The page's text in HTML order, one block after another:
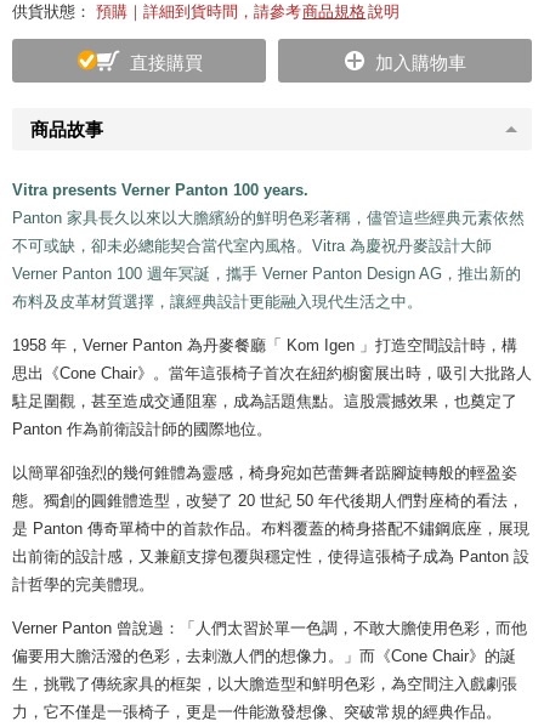
商品故事
Vitra presents Verner Panton 100 years.
Panton 家具長久以來以大膽繽紛的鮮明色彩著稱，儘管這些經典元素依然
不可或缺，卻未必總能契合當代室內風格。Vitra 為慶祝丹麥設計大師
Verner Panton 100 週年冥誕，攜手 Verner Panton Design AG，推出新的
布料及皮革材質選擇，讓經典設計更能融入現代生活之中。
1958 年，Verner Panton 為丹麥餐廳「 Kom Igen 」打造空間設計時，構
思出《Cone Chair》。當年這張椅子首次在紐約櫥窗展出時，吸引大批路人
駐足圍觀，甚至造成交通阻塞，成為話題焦點。這股震撼效果，也奠定了
Panton 作為前衛設計師的國際地位。
以簡單卻強烈的幾何錐體為靈感，椅身宛如芭蕾舞者踮腳旋轉般的輕盈姿
態。獨創的圓錐體造型，改變了 20 世紀 50 年代後期人們對座椅的看法，
是 Panton 傳奇單椅中的首款作品。布料覆蓋的椅身搭配不鏽鋼底座，展現
出前衛的設計感，又兼顧支撐包覆與穩定性，使得這張椅子成為 Panton 設
計哲學的完美體現。
Verner Panton 曾說過：「人們太習於單一色調，不敢大膽使用色彩，而他
偏要用大膽活潑的色彩，去刺激人們的想像力。」而《Cone Chair》的誕
生，挑戰了傳統家具的框架，以大膽造型和鮮明色彩，為空間注入戲劇張
力，它不僅是一張椅子，更是一件能激發想像、突破常規的經典作品。
供貨狀態： 預購｜詳細到貨時間，請參考商品規格說明
直接購買 加入購物車